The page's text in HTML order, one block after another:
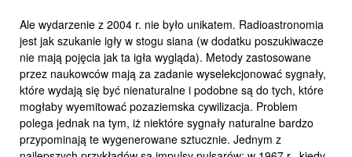
Ale wydarzenie z 2004 r. nie było unikatem. Radioastronomia
jest jak szukanie igły w stogu siana (w dodatku poszukiwacze
nie mają pojęcia jak ta igła wygląda). Metody zastosowane
przez naukowców mają za zadanie wyselekcjonować sygnały,
które wydają się być nienaturalne i podobne są do tych, które
mogłaby wyemitować pozaziemska cywilizacja. Problem
polega jednak na tym, iż niektóre sygnały naturalne bardzo
przypominają te wygenerowane sztucznie. Jednym z